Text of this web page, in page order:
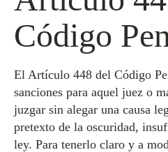
Código
El Artículo 448 del Código
sanciones para aquel juez o
juzgar sin alegar una causa
pretexto de la oscuridad,
ley. Para tenerlo claro y a